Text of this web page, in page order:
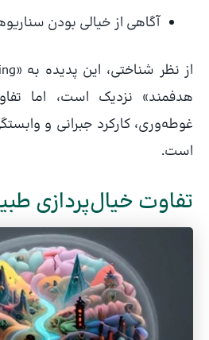
آگاهی از خیالی بودن
هدفمند» نزدیک است، اما
غوطه‌وری، کارکرد جبرانی و
است.
تفاوت خیال‌پردازی